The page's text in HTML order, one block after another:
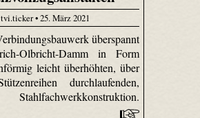
tvi.ticker • 25. März 2021
überspannt
Olbricht-Damm in Form
leicht überhöhten, über
durchlaufenden,